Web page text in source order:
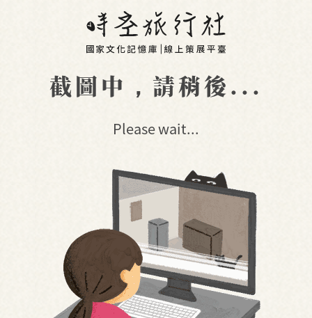
截圖中，請稍後...
Please wait...